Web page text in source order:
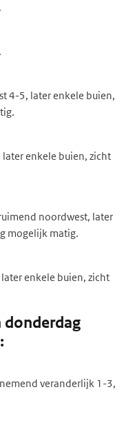
4-5, later enkele buien,
enkele buien, zicht
noordwest, later
mogelijk matig.
enkele buien, zicht
donderdag
veranderlijk 1-3,